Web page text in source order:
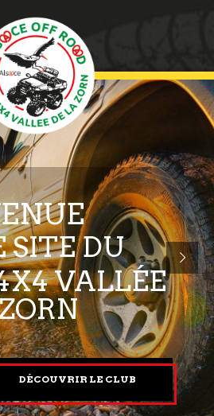
ENUE
SITEDU
DÉCOUVRIR LE CLUB